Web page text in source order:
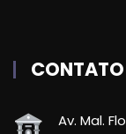
CONTATO
Av. Mal.